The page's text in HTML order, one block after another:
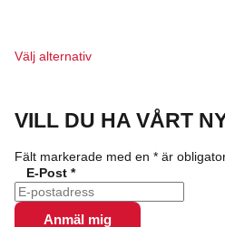
väljas
Välj alternativDen
flera
De
alternativen
kan
väljas
VILL DU HA VÅRT
Fält markerade med en * är
E-Post *